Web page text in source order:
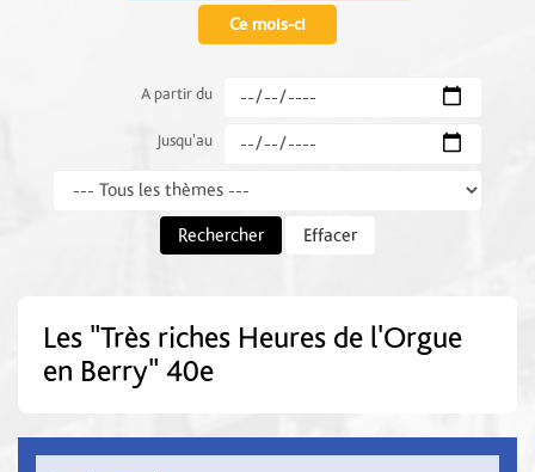
Ce mois-ci
A partir du
Jusqu'au
Rechercher Effacer
Les "Très riches Heures de l'Orgue
en Berry" 40e